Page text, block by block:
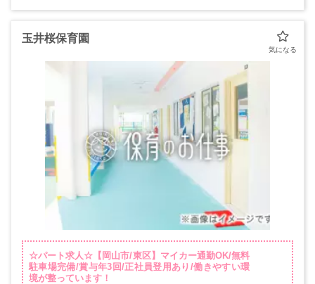
玉井桜保育園
☆パート求人☆【岡山市/東区】マイカー通勤OK/無料
駐車場完備/賞与年3回/正社員登用あり/働きやすい環
境が整っています！